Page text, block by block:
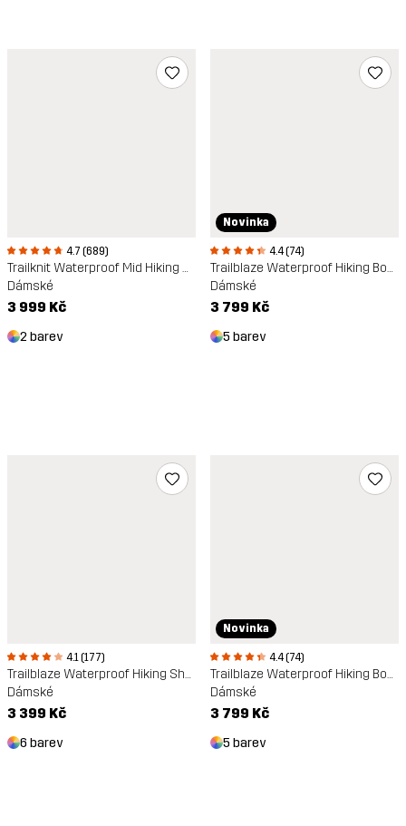
4.7 (689)
Trailknit Waterproof Mid Hiking Shoes
Dámské
3 999 Kč
2 barev
Novinka
4.4 (74)
Trailblaze Waterproof Hiking Boots
Dámské
3 799 Kč
5 barev
4.1 (177)
Trailblaze Waterproof Hiking Shoes
Dámské
3 399 Kč
6 barev
Novinka
4.4 (74)
Trailblaze Waterproof Hiking Boots
Dámské
3 799 Kč
5 barev